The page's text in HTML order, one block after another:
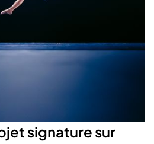
signature sur